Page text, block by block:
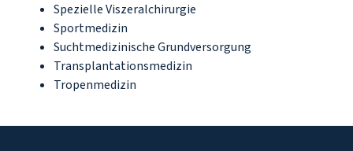
Spezielle Viszeralchirurgie
Sportmedizin
Suchtmedizinische Grundversorgung
Transplantationsmedizin
Tropenmedizin